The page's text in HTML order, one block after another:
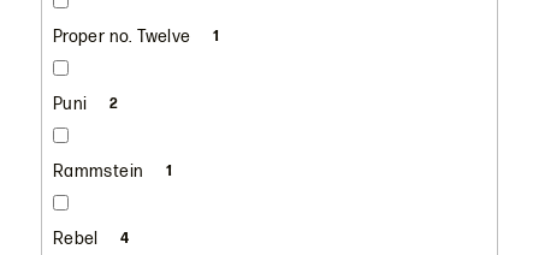
Proper no. Twelve 1
Puni 2
Rammstein 1
Rebel 4